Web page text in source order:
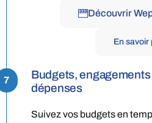
Découvrir
En savoir
Budgets,
dépenses
7
Suivez vos budgets en